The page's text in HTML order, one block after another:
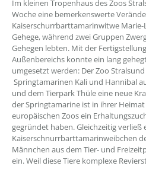
Im kleinen Tropenhaus des Zoos
Woche eine bemerkenswerte
Kaiserschurrbarttamarinwitwe
Gehege, während zwei Gruppen
Gehegen lebten. Mit der
Außenbereichs konnte ein lang
umgesetzt werden: Der Zoo
Springtamarinen Kali und Hannibal
und dem Tierpark Thüle eine neue
der Springtamarine ist in ihrer
europäischen Zoos ein
gegründet haben. Gleichzeitig verließ
Kaiserschnurrbarttamarinweibchen
Männchen aus dem Tier- und
ein. Weil diese Tiere komplexe